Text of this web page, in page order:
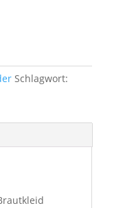
Schlagwort: